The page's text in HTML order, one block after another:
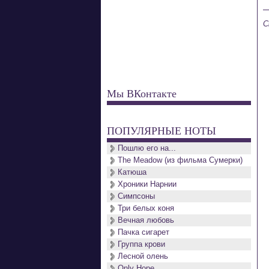
Мы ВКонтакте
ПОПУЛЯРНЫЕ НОТЫ
Пошлю его на...
The Meadow (из фильма Сумерки)
Катюша
Хроники Нарнии
Симпсоны
Три белых коня
Вечная любовь
Пачка сигарет
Группа крови
Лесной олень